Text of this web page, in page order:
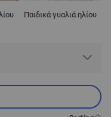
Παιδικά γυαλιά ηλίου